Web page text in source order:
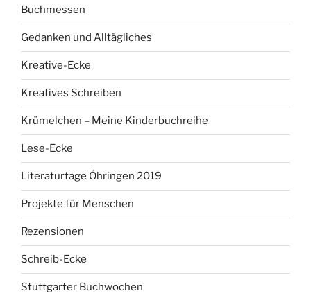
Buchmessen
Gedanken und Alltägliches
Kreative-Ecke
Kreatives Schreiben
Krümelchen – Meine Kinderbuchreihe
Lese-Ecke
Literaturtage Öhringen 2019
Projekte für Menschen
Rezensionen
Schreib-Ecke
Stuttgarter Buchwochen